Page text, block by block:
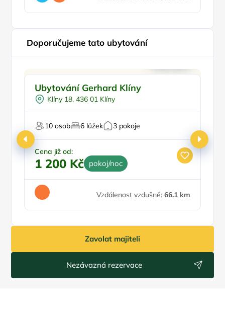
Doporučujeme tato ubytování
Ubytování Gerhard Klíny
Klíny 18, 436 01 Klíny
10 osob 6 lůžek 3 pokoje
Cena již od:
1 200 Kč pokoj/noc
Vzdálenost vzdušně: 66.1 km
Zavolat majiteli
Nezávazná rezervace